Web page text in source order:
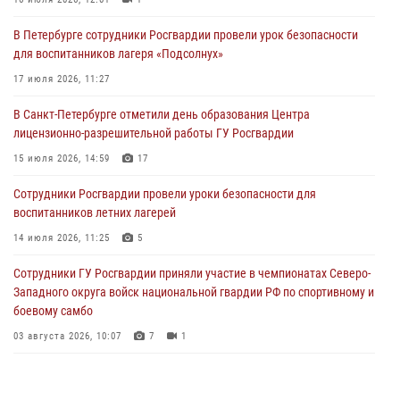
06 августа 2026, 11:36
Сотрудники и военнослужащие Росгвардии обеспечили
правопорядок при проведении матча "Зенит" - "Балтика"
06 августа 2026, 07:30
В Выборгском районе наряд Росгвардии обнаружил
разыскиваемый преступный автотранспорт
05 августа 2026, 12:25 2
Петербургские росгвардейцы обнаружили объявленный в розыск
автомобиль, ранее использовавшийся при совершении кражи в
Ленобласти
В Петербурге сотрудники Росгвардии провели урок безопасности
для воспитанников лагеря «Подсолнух»
17 июля 2026, 11:27
В Санкт-Петербурге отметили день образования Центра
лицензионно-разрешительной работы ГУ Росгвардии
15 июля 2026, 14:59 17
Сотрудники Росгвардии провели уроки безопасности для
воспитанников летних лагерей
14 июля 2026, 11:25 5
Сотрудники ГУ Росгвардии приняли участие в чемпионатах Северо-
Западного округа войск национальной гвардии РФ по спортивному и
боевому самбо
03 августа 2026, 10:07 7 1